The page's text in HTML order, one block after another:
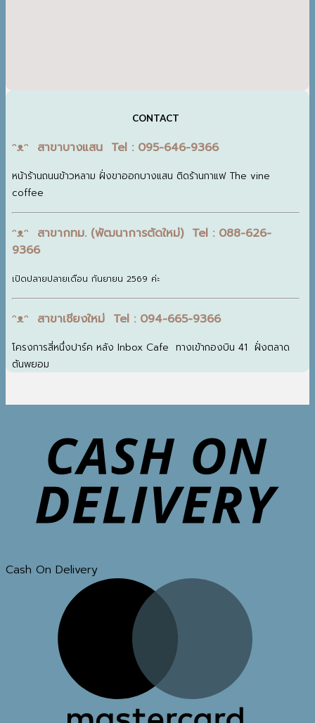
CONTACT
ᵔᴥᵔ สาขาบางแสน Tel : 095-646-9366
หน้าร้านถนนข้าวหลาม ฝั่งขาออกบางแสน ติดร้านกาแฟ The vine
coffee
ᵔᴥᵔ สาขากทม. (พัฒนาการตัดใหม่) Tel : 088-626-
9366
เปิดปลายปลายเดือน กันยายน 2569 ค่ะ
ᵔᴥᵔ สาขาเชียงใหม่ Tel : 094-665-9366
โครงการสี่หนึ่งปาร์ค หลัง Inbox Cafe ทางเข้ากองบิน 41 ฝั่งตลาด
ต้นพยอม
Cash On Delivery